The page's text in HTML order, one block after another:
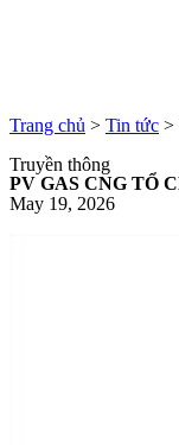
Trang chủ > Tin tức >
Truyền thông
PV GAS CNG TỔ
May 19, 2026